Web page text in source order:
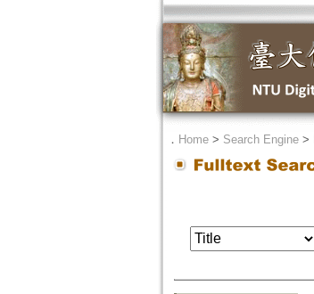
． Home> Search Engine>